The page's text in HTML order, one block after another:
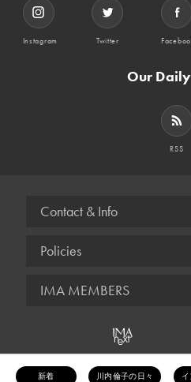
Instagram Twitter
Our
RSS
Contact & Info
Policies
IMA MEMBERS
© amana
新着 川内倫子の日々